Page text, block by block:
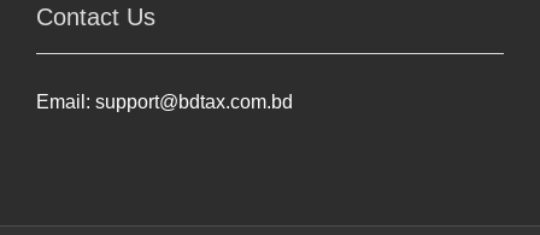
Contact Us
Email: support@bdtax.com.bd